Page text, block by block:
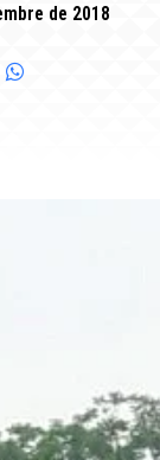
de 2018